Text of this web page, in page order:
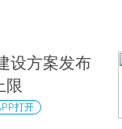
设方案发布
限
打开